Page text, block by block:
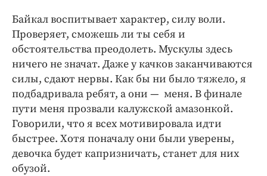
Байкал воспитывает характер, силу воли.
Проверяет, сможешь ли ты себя и
обстоятельства преодолеть. Мускулы здесь
ничего не значат. Даже у качков заканчиваются
силы, сдают нервы. Как бы ни было тяжело, я
подбадривала ребят, а они — меня. В финале
пути меня прозвали калужской амазонкой.
Говорили, что я всех мотивировала идти
быстрее. Хотя поначалу они были уверены,
девочка будет капризничать, станет для них
обузой.